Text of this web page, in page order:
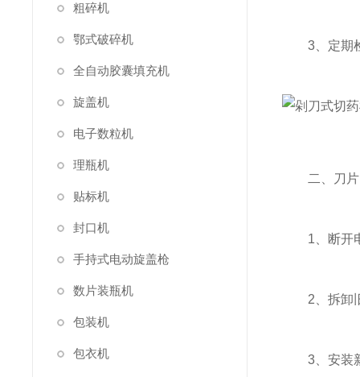
粗碎机
鄂式破碎机
全自动胶囊填充机
旋盖机
电子数粒机
理瓶机
贴标机
封口机
手持式电动旋盖枪
数片装瓶机
包装机
包衣机
3、定期检
二、刀片
1、断开电
2、拆卸旧
3、安装新